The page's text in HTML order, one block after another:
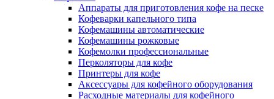
Аппараты для приготовления кофе на песке
Кофеварки капельного типа
Кофемашины автоматические
Кофемашины рожковые
Кофемолки профессиональные
Перколяторы для кофе
Принтеры для кофе
Аксессуары для кофейного оборудования
Расходные материалы для кофейного